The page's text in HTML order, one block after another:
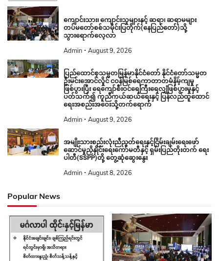
ကျောင်းသား၊ ကျောင်းသူများနှင့် ဆရာ၊ ဆရာမများ
တပ်မတော်စစ်သမိုင်းပြတိုက်(နေပြည်တော်)သို့
သွားရောက်လေ့လာ
Admin August 9, 2026
ပြည်ထောင်စုသမ္မတမြန်မာနိုင်ငံတော် နိုင်ငံတော်သမ္မတ
ဦးမင်းအောင်လှိုင် ငဝန်မြစ်ရေကာတာတမံနိမ့်ကျမှု
ဖြစ်ပွားပြီး ရေကျော်စီးဝင်ရေကြီးရေလျှံဖြစ်ပွားမှုနှင့်
ပတ်သက်၍ ကူညီကယ်ဆယ်ရေးနှင့် ပြန်လည်ထူထောင်
ရေးအစည်းအဝေးသို့တက်ရောက်
Admin August 9, 2026
အမျိုးသားစည်းလုံးညီညွတ်ရေးနှင့်ငြိမ်းချမ်းရေးဖော်
ဆောင်မှုညှိနှိုင်းရေးကော်မတီနှင့် ရှမ်းပြည်တိုးတက် ရေး
ပါတီ(SSPP)တို့ တွေ့ဆုံဆွေးနွေး
Admin August 8, 2026
Popular News